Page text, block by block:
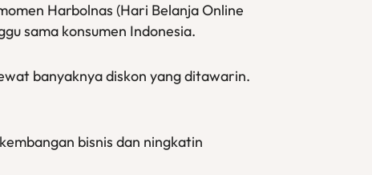
Harbolnas (Hari Belanja Online
sama konsumen Indonesia.
banyaknya diskon yang ditawarin.
bisnis dan ningkatin